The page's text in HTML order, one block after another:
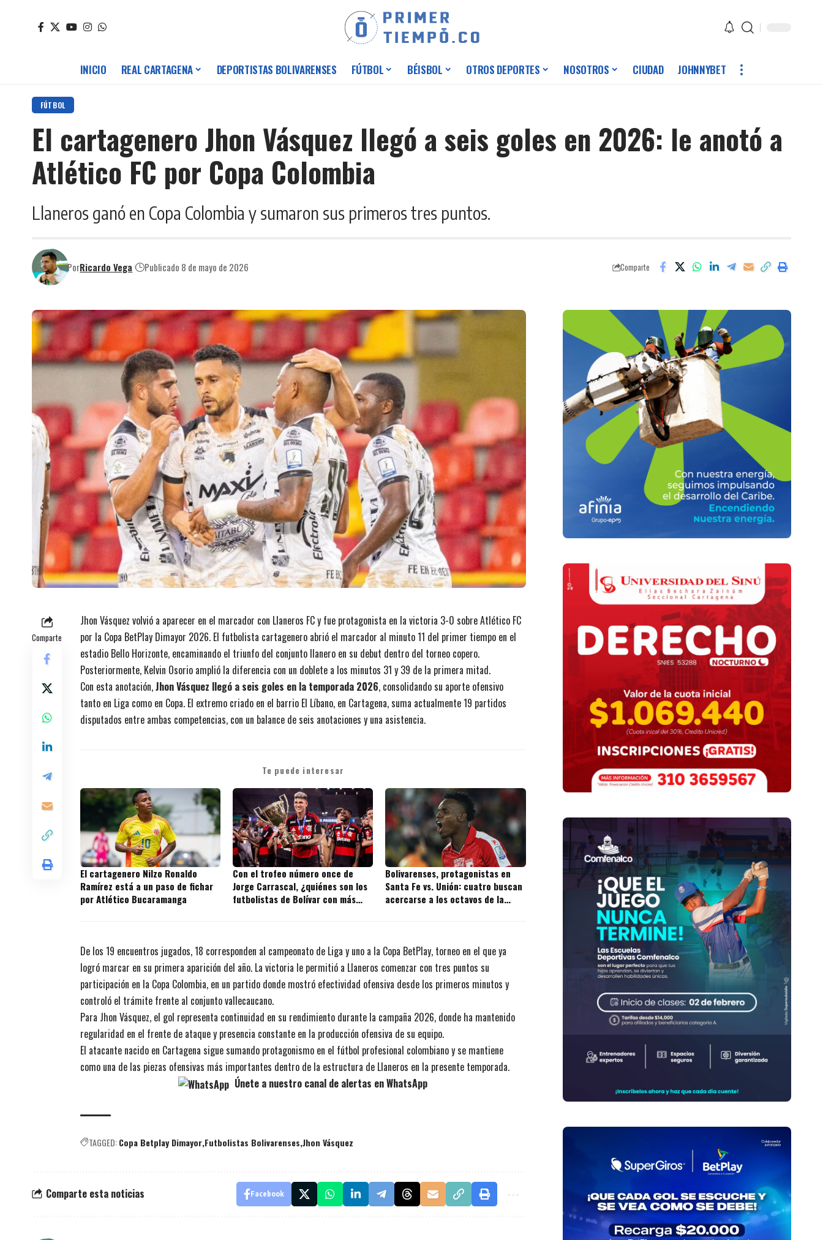
INICIO REAL CARTAGENA DEPORTISTAS BOLIVARENSES FÚTBOL BÉISBOL OTROS DEPORTES NOSOTROS CIUDAD JOHNNYBET
FÚTBOL
El cartagenero Jhon Vásquez llegó a seis goles en 2026: le anotó a
Atlético FC por Copa Colombia
Llaneros ganó en Copa Colombia y sumaron sus primeros tres puntos.
PorRicardo Vega Publicado 8 de mayo de 2026 Comparte
Comparte
Jhon Vásquez volvió a aparecer en el marcador con Llaneros FC y fue protagonista en la victoria 3-0 sobre Atlético FC
por la Copa BetPlay Dimayor 2026. El futbolista cartagenero abrió el marcador al minuto 11 del primer tiempo en el
estadio Bello Horizonte, encaminando el triunfo del conjunto llanero en su debut dentro del torneo copero.
Posteriormente, Kelvin Osorio amplió la diferencia con un doblete a los minutos 31 y 39 de la primera mitad.
Con esta anotación,Jhon Vásquez llegó a seis goles en la temporada 2026, consolidando su aporte ofensivo
tanto en Liga como en Copa. El extremo criado en el barrio El Líbano, en Cartagena, suma actualmente 19 partidos
disputados entre ambas competencias, con un balance de seis anotaciones y una asistencia.
Te puede interesar
El cartagenero Nilzo Ronaldo
Ramírez está a un paso de fichar
por Atlético Bucaramanga
Con el trofeo número once de
Jorge Carrascal, ¿quiénes son los
futbolistas de Bolívar con más
Bolivarenses, protagonistas en
Santa Fe vs. Unión: cuatro buscan
acercarse a los octavos de la
De los 19 encuentros jugados, 18 corresponden al campeonato de Liga y uno a la Copa BetPlay, torneo en el que ya
logró marcar en su primera aparición del año. La victoria le permitió a Llaneros comenzar con tres puntos su
participación en la Copa Colombia, en un partido donde mostró efectividad ofensiva desde los primeros minutos y
controló el trámite frente al conjunto vallecaucano.
Para Jhon Vásquez, el gol representa continuidad en su rendimiento durante la campaña 2026, donde ha mantenido
regularidad en el frente de ataque y presencia constante en la producción ofensiva de su equipo.
El atacante nacido en Cartagena sigue sumando protagonismo en el fútbol profesional colombiano y se mantiene
como una de las piezas ofensivas más importantes dentro de la estructura de Llaneros en la presente temporada.
Únete a nuestro canal de alertas en WhatsApp
TAGGED:Copa Betplay Dimayor Futbolistas Bolivarenses Jhon Vásquez
Comparte esta noticias Facebook